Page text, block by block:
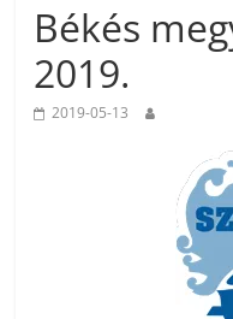
Békés
2019.
2019-05-13